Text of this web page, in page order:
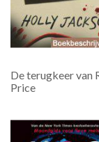
De terugkeer van
Price